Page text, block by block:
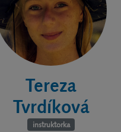
Tereza
Tvrdíková
instruktorka